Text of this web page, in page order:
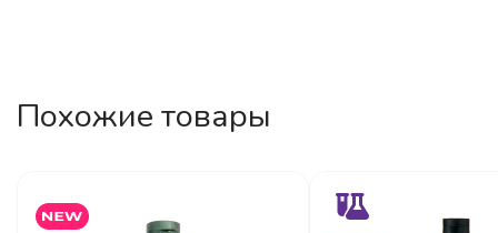
Похожие товары